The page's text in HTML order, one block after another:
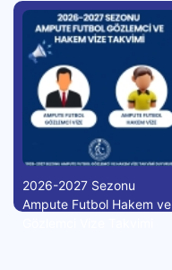
2026-2027 Sezonu
Ampute Futbol Hakem ve